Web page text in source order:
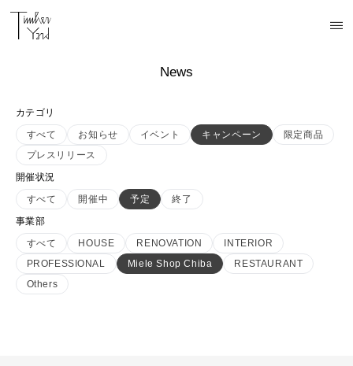
News
カテゴリ
すべて
お知らせ イベント キャンペーン
限定商品
プレスリリース
開催状況
すべて
開催中 予定
終了
事業部
すべて
HOUSE RENOVATION
INTERIOR
PROFESSIONAL
Miele Shop Chiba
RESTAURANT
Others